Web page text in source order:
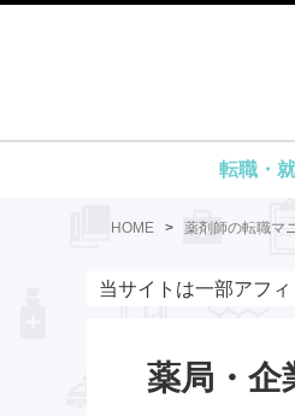
転職・
HOME > 薬剤師の転職マ
当サイトは一部アフ
薬局・企